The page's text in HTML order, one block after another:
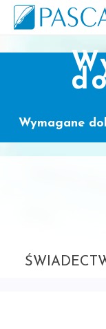
Wymagane